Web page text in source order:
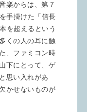
楽からは、第７
手掛けた「信長
を超えるという
くの人の耳に触
、ファミコン時
下にとって、ゲ
思い入れがあ
かせないものが